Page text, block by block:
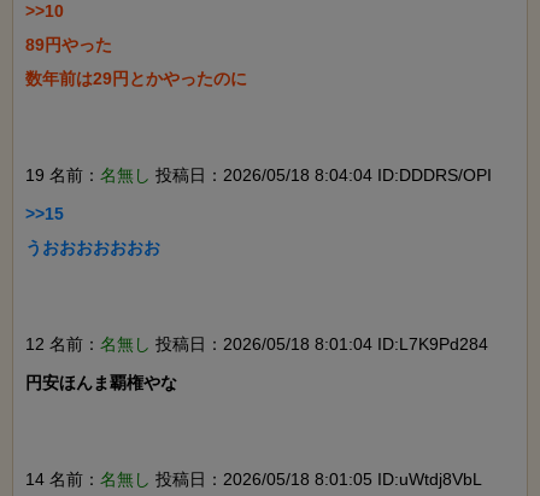
>>10
89円やった
数年前は29円とかやったのに
19 名前： 名無し 投稿日：2026/05/18 8:04:04 ID:DDDRS/OPI
>>15
うおおおおおおお
12 名前： 名無し 投稿日：2026/05/18 8:01:04 ID:L7K9Pd284
円安ほんま覇権やな
14 名前： 名無し 投稿日：2026/05/18 8:01:05 ID:uWtdj8VbL